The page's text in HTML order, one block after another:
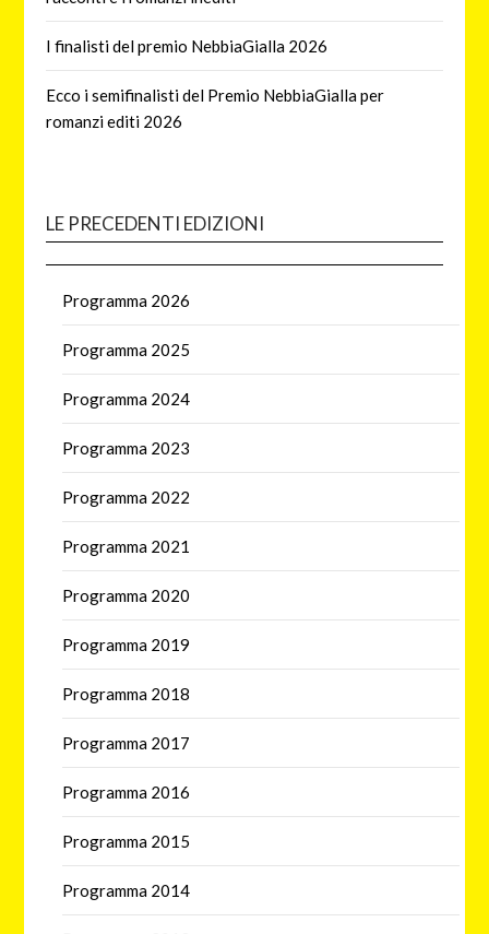
I finalisti del premio NebbiaGialla 2026
Ecco i semifinalisti del Premio NebbiaGialla per
romanzi editi 2026
LE PRECEDENTI EDIZIONI
Programma 2026
Programma 2025
Programma 2024
Programma 2023
Programma 2022
Programma 2021
Programma 2020
Programma 2019
Programma 2018
Programma 2017
Programma 2016
Programma 2015
Programma 2014